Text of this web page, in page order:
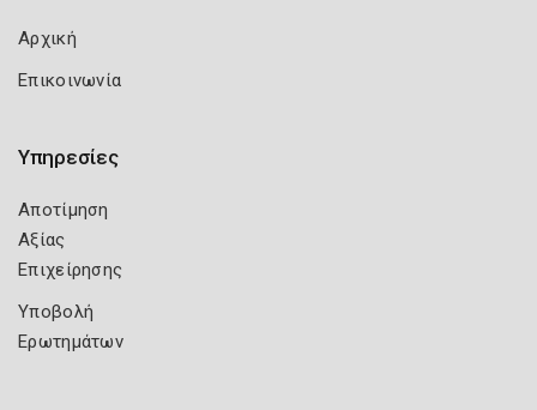
Αρχική
Επικοινωνία
Υπηρεσίες
Αποτίμηση
Αξίας
Επιχείρησης
Υποβολή
Ερωτημάτων